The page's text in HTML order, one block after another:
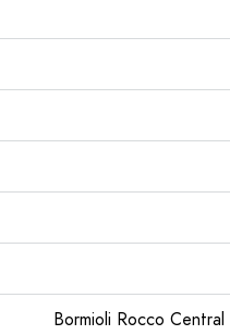
Bormioli Rocco